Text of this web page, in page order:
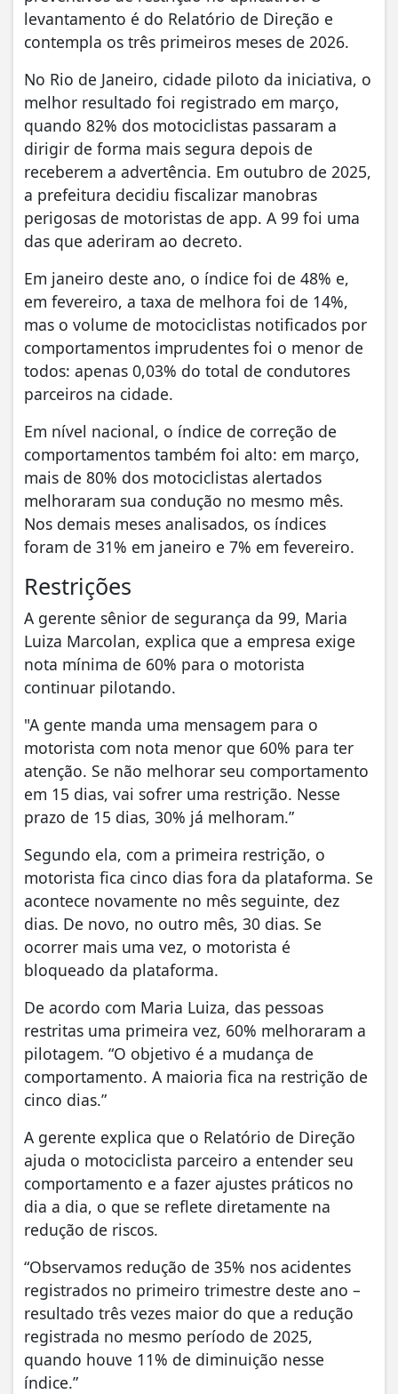
levantamento é do Relatório de Direção e
contempla os três primeiros meses de 2026.
No Rio de Janeiro, cidade piloto da iniciativa, o
melhor resultado foi registrado em março,
quando 82% dos motociclistas passaram a
dirigir de forma mais segura depois de
receberem a advertência. Em outubro de 2025,
a prefeitura decidiu fiscalizar manobras
perigosas de motoristas de app. A 99 foi uma
das que aderiram ao decreto.
Em janeiro deste ano, o índice foi de 48% e,
em fevereiro, a taxa de melhora foi de 14%,
mas o volume de motociclistas notificados por
comportamentos imprudentes foi o menor de
todos: apenas 0,03% do total de condutores
parceiros na cidade.
Em nível nacional, o índice de correção de
comportamentos também foi alto: em março,
mais de 80% dos motociclistas alertados
melhoraram sua condução no mesmo mês.
Nos demais meses analisados, os índices
foram de 31% em janeiro e 7% em fevereiro.
Restrições
A gerente sênior de segurança da 99, Maria
Luiza Marcolan, explica que a empresa exige
nota mínima de 60% para o motorista
continuar pilotando.
"A gente manda uma mensagem para o
motorista com nota menor que 60% para ter
atenção. Se não melhorar seu comportamento
em 15 dias, vai sofrer uma restrição. Nesse
prazo de 15 dias, 30% já melhoram.”
Segundo ela, com a primeira restrição, o
motorista fica cinco dias fora da plataforma. Se
acontece novamente no mês seguinte, dez
dias. De novo, no outro mês, 30 dias. Se
ocorrer mais uma vez, o motorista é
bloqueado da plataforma.
De acordo com Maria Luiza, das pessoas
restritas uma primeira vez, 60% melhoraram a
pilotagem. “O objetivo é a mudança de
comportamento. A maioria fica na restrição de
cinco dias.”
A gerente explica que o Relatório de Direção
ajuda o motociclista parceiro a entender seu
comportamento e a fazer ajustes práticos no
dia a dia, o que se reflete diretamente na
redução de riscos.
“Observamos redução de 35% nos acidentes
registrados no primeiro trimestre deste ano –
resultado três vezes maior do que a redução
registrada no mesmo período de 2025,
quando houve 11% de diminuição nesse
índice.”